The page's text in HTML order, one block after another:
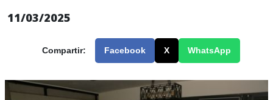
11/03/2025
Compartir: Facebook X WhatsApp